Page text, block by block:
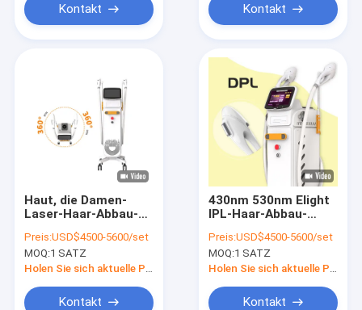
Über uns
Werksbesichtigung
Neuigkeiten
Bitte um ein Angebot
Kontakt Kontakt
Haut, die Damen-
Laser-Haar-Abbau-
weiß wird
Preis:USD$4500-5600/set
MOQ:1 SATZ
Holen Sie sich aktuelle Preis
Kontakt
430nm 530nm Elight
IPL-Haar-Abbau-
Preis:USD$4500-5600/set
MOQ:1 SATZ
Holen Sie sich aktuelle Preis
Kontakt